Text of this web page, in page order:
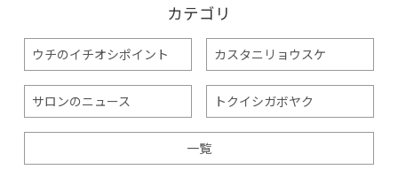
カテゴリ
ウチのイチオシポイント カスタニリョウスケ
サロンのニュース トクイシガボヤク
一覧